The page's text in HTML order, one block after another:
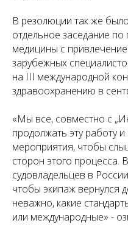
В резолюции так же
отдельное заседание
медицины с
зарубежных
на III международной
здравоохранению в
«Мы все, совместно с
продолжать эту работу
мероприятия, чтобы
сторон этого процесса.
судовладельцев в
чтобы экипаж вернулся
неважно, какие
или международные» -